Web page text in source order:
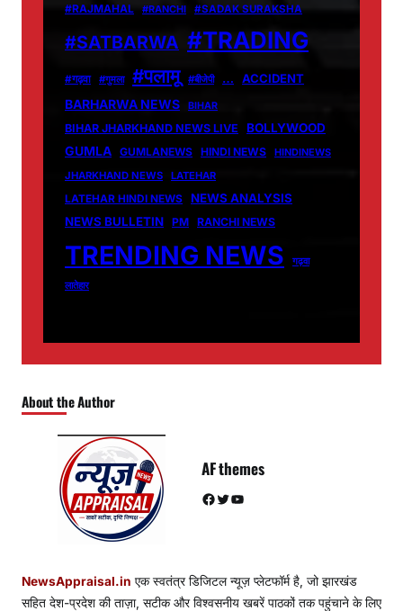
#RAJMAHAL
#RANCHI #SADAK SURAKSHA
#SATBARWA #TRADING
#गढ़वा #गुमला #पलामू #बीजेपी … ACCIDENT
BARHARWA NEWS BIHAR
BIHAR JHARKHAND NEWS LIVE BOLLYWOOD
GUMLA GUMLANEWS HINDI NEWS
HINDINEWS
JHARKHAND NEWS
LATEHAR
LATEHAR HINDI NEWS
NEWS ANALYSIS
NEWS BULLETIN PM RANCHI NEWS
TRENDING NEWS
गढ़वा
लातेहार
About the Author
AF themes
Facebook Twitter YouTube
NewsAppraisal.in एक स्वतंत्र डिजिटल न्यूज़ प्लेटफॉर्म है, जो झारखंड
सहित देश-प्रदेश की ताज़ा, सटीक और विश्वसनीय खबरें पाठकों तक पहुंचाने के लिए